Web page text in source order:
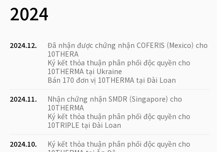
2024
2024.12.
Đã nhận được chứng nhận COFERIS (Mexico) cho
10THERA
Ký kết thỏa thuận phân phối độc quyền cho
10THERMA tại Ukraine
Bán 170 đơn vị 10THERMA tại Đài Loan
2024.11.
Nhận chứng nhận SMDR (Singapore) cho
10THERMA
Ký kết thỏa thuận phân phối độc quyền cho
10TRIPLE tại Đài Loan
2024.10.
Ký kết thỏa thuận phân phối độc quyền cho